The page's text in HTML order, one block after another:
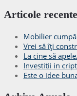
Articole recente
Mobilier
Vrei să îți
La cine să
Investitii in
Este o idee